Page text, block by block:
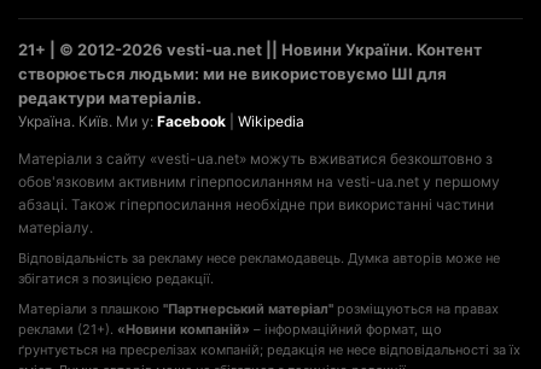
21+ | © 2012-2026 vesti-ua.net || Новини України. Контент
створюється людьми: ми не використовуємо ШІ для
редактури матеріалів.
Україна. Київ. Ми у: Facebook Wikipedia
Матеріали з сайту «vesti-ua.net» можуть вживатися безкоштовно з
обов'язковим активним гіперпосиланням на vesti-ua.net у першому
абзаці. Також гіперпосилання необхідне при використанні частини
матеріалу.
Відповідальність за рекламу несе рекламодавець. Думка авторів може не
збігатися з позицією редакції.
Матеріали з плашкою "Партнерський матеріал" розміщуються на правах
реклами (21+). «Новини компаній» – інформаційний формат, що
ґрунтується на пресрелізах компаній; редакція не несе відповідальності за їх